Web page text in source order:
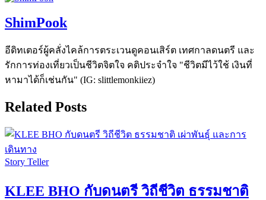
ShimPook
อีดิทเตอร์ผู้คลั่งไคล้การตระเวนดูคอนเสิร์ต เทศกาลดนตรี และ
รักการท่องเที่ยวเป็นชีวิตจิตใจ คติประจำใจ "ชีวิตมีไว้ใช้ เงินที่
หามาได้ก็เช่นกัน" (IG: slittlemonkiiez)
Related Posts
Story Teller
KLEE BHO กับดนตรี วิถีชีวิต ธรรมชาติ